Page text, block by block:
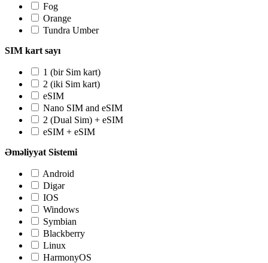
Fog
Orange
Tundra Umber
SIM kart sayı
1 (bir Sim kart)
2 (iki Sim kart)
eSIM
Nano SIM and eSIM
2 (Dual Sim) + eSIM
eSIM + eSIM
Əməliyyat Sistemi
Android
Digər
IOS
Windows
Symbian
Blackberry
Linux
HarmonyOS